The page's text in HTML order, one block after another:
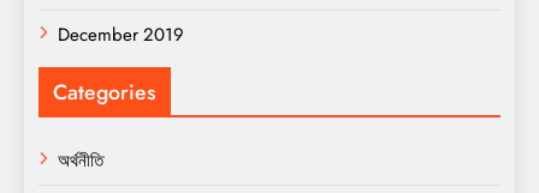
December 2019
Categories
অর্থনীতি